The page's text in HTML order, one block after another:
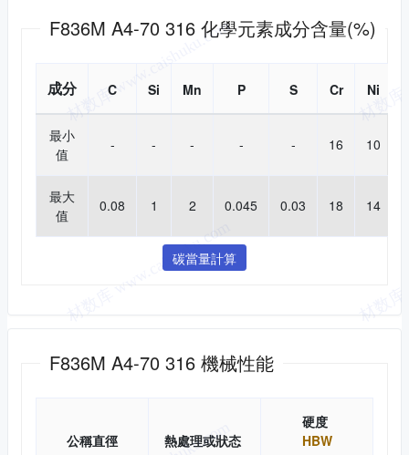
F836M A4-70 316 化學元素成分含量(%)
成分 C Si Mn P S Cr Ni
最小
值
- - - - - 16 10
最大
值
0.08 1 2 0.045 0.03 18 14
碳當量計算
F836M A4-70 316 機械性能
公稱直徑 熱處理或狀态
硬度
HBW